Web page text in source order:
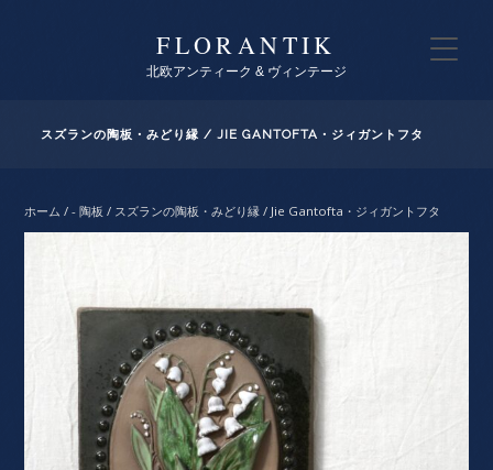
FLORANTIK
北欧アンティーク & ヴィンテージ
スズランの陶板・みどり縁 / JIE GANTOFTA・ジィガントフタ
ホーム /- 陶板 / スズランの陶板・みどり縁 / Jie Gantofta・ジィガントフタ